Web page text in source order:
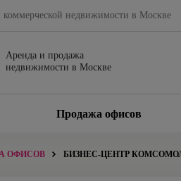
Аренда и продажа
недвижимости в Москве
Продажа офисов
ОФИСОВ БИЗНЕС-ЦЕНТР